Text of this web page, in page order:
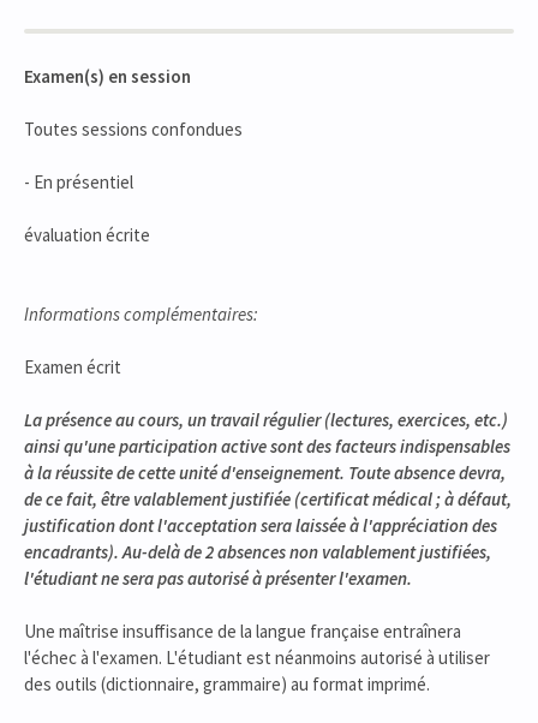
Examen(s) en session
Toutes sessions confondues
- En présentiel
évaluation écrite
Informations complémentaires:
Examen écrit
La présence au cours, un travail régulier (lectures, exercices, etc.)
ainsi qu'une participation active sont des facteurs indispensables
à la réussite de cette unité d'enseignement. Toute absence devra,
de ce fait, être valablement justifiée (certificat médical ; à défaut,
justification dont l'acceptation sera laissée à l'appréciation des
encadrants). Au-delà de 2 absences non valablement justifiées,
l'étudiant ne sera pas autorisé à présenter l'examen.
Une maîtrise insuffisance de la langue française entraînera
l'échec à l'examen. L'étudiant est néanmoins autorisé à utiliser
des outils (dictionnaire, grammaire) au format imprimé.